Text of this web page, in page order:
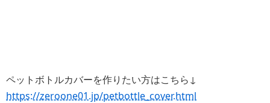
ペットボトルカバーを作りたい方はこちら↓
https://zeroone01.jp/petbottle_cover.html